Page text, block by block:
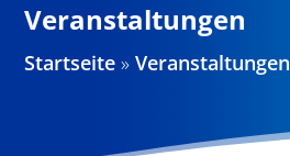
Projekte
Veranstaltungen
Startseite »Veranstaltungen